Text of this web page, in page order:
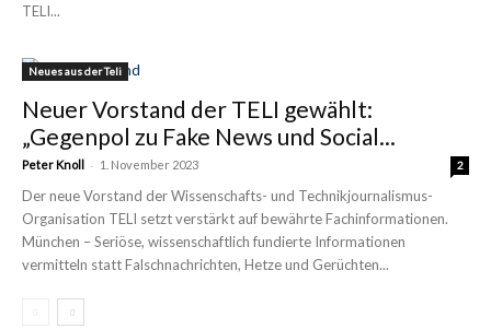
TELI...
Neues aus der Teli
Neuer Vorstand der TELI gewählt:
„Gegenpol zu Fake News und Social...
Peter Knoll - 1. November 2023 2
Der neue Vorstand der Wissenschafts- und Technikjournalismus-
Organisation TELI setzt verstärkt auf bewährte Fachinformationen.
München – Seriöse, wissenschaftlich fundierte Informationen
vermitteln statt Falschnachrichten, Hetze und Gerüchten...